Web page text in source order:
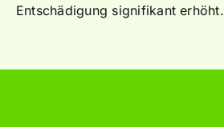
Entschädigung signifikant erhöht.